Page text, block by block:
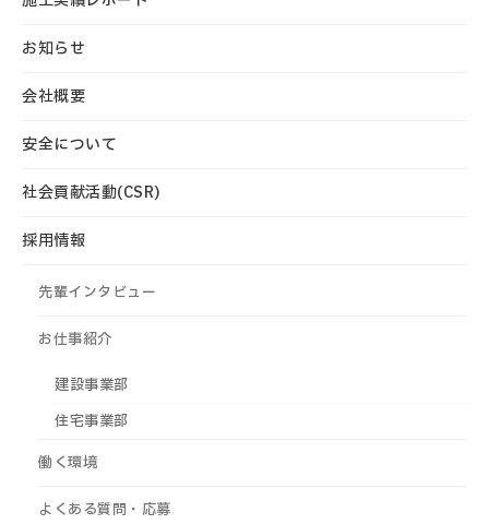
お知らせ
会社概要
安全について
社会貢献活動(CSR)
採用情報
先輩インタビュー
お仕事紹介
建設事業部
住宅事業部
働く環境
よくある質問・応募